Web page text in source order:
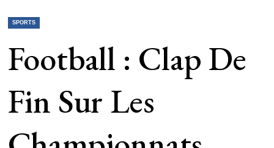
SPORTS
Football : Clap De
Fin Sur Les